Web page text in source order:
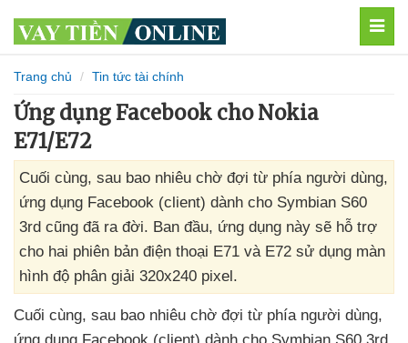
Trang chủ Tin tức tài chính
Ứng dụng Facebook cho Nokia
E71/E72
Cuối cùng, sau bao nhiêu chờ đợi từ phía người dùng,
ứng dụng Facebook (client) dành cho Symbian S60
3rd cũng đã ra đời. Ban đầu, ứng dụng này sẽ hỗ trợ
cho hai phiên bản điện thoại E71 và E72 sử dụng màn
hình độ phân giải 320x240 pixel.
Cuối cùng, sau bao nhiêu chờ đợi từ phía người dùng,